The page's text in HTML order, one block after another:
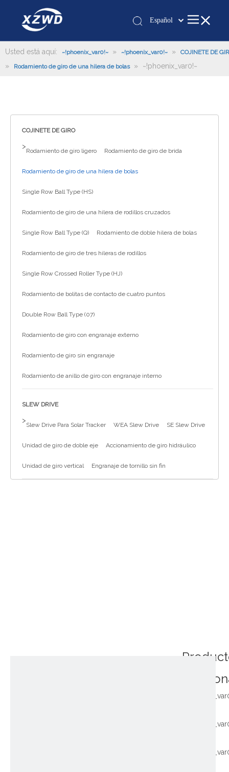
Español
românesc
Türk dili
Português
English
Español
Usted está aquí: ~!phoenix_var0!~ » ~!phoenix_var0!~ » COJINETE DE
» Rodamiento de giro de una hilera de bolas » ~!phoenix_var0!~
COJINETE DE GIRO
>
Rodamiento de giro ligero Rodamiento de giro de brida
Rodamiento de giro de una hilera de bolas
Single Row Ball Type (HS)
Rodamiento de giro de una hilera de rodillos cruzados
Single Row Ball Type (Q) Rodamiento de doble hilera de bolas
Rodamiento de giro de tres hileras de rodillos
Single Row Crossed Roller Type (HJ)
Rodamiento de bolitas de contacto de cuatro puntos
Double Row Ball Type (07)
Rodamiento de giro con engranaje externo
Rodamiento de giro sin engranaje
Rodamiento de anillo de giro con engranaje interno
SLEW DRIVE
>
Slew Drive Para Solar Tracker WEA Slew Drive SE Slew Drive
Unidad de giro de doble eje Accionamiento de giro hidráulico
Unidad de giro vertical Engranaje de tornillo sin fin